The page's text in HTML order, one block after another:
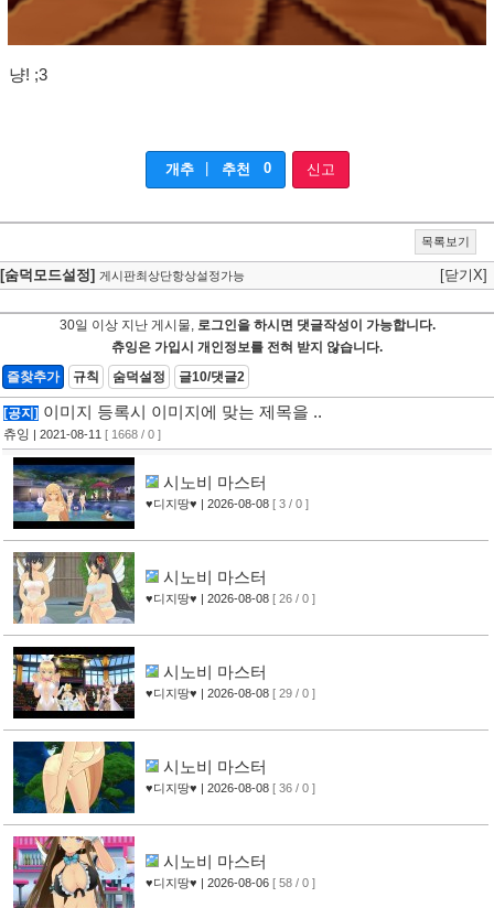
냥! ;3
개추 | 추천 0 신고
목록보기
[숨덕모드설정] 게시판최상단항상설정가능 [닫기X]
30일 이상 지난 게시물,
로그인을 하시면 댓글작성이 가능합니다.
츄잉은 가입시 개인정보를 전혀 받지 않습니다.
즐찾추가
규칙 숨덕설정 글10/댓글2
[공지] 이미지 등록시 이미지에 맞는 제목을 ..
츄잉 | 2021-08-11 [ 1668 / 0 ]
시노비 마스터
♥디지땅♥ | 2026-08-08 [ 3 / 0 ]
시노비 마스터
♥디지땅♥ | 2026-08-08 [ 26 / 0 ]
시노비 마스터
♥디지땅♥ | 2026-08-08 [ 29 / 0 ]
시노비 마스터
♥디지땅♥ | 2026-08-08 [ 36 / 0 ]
시노비 마스터
♥디지땅♥ | 2026-08-06 [ 58 / 0 ]